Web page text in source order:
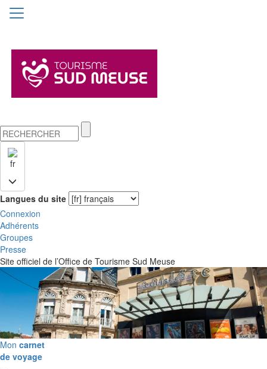
fr
Langues du site
Connexion
Adhérents
Groupes
Presse
Site officiel de l’Office de Tourisme Sud Meuse
Mon carnet
de voyage